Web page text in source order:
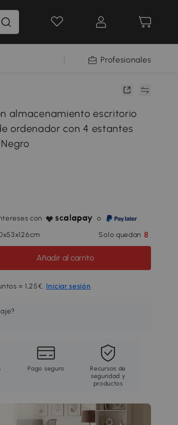
Profesionales
almacenamiento escritorio
ordenador con 4 estantes
con
o
Solo quedan 8
Añadir al carrito
= 1,25€. Iniciar sesión
Pago seguro
Recursos de
seguridad y
productos